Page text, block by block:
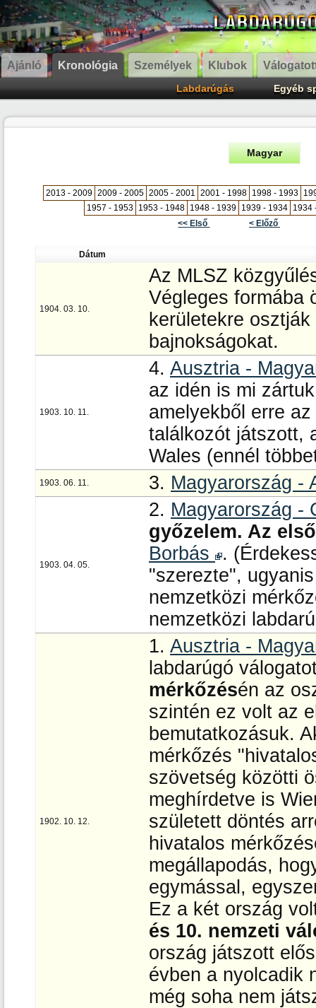
Ajánló Kronológia Személyek Klubok
Labdarúgás Egyéb
Magyar
2013 - 2009 2009 - 2005 2005 - 2001 2001 - 1998 1998 - 1993
1957 - 1953 1953 - 1948 1948 - 1939 1939 - 1934 1934
<< Első
< Előző
Dátum
1904. 03. 10.
Az MLSZ
Végleges formába
kerületekre
bajnokságokat.
1903. 10. 11.
4. Ausztria -
az idén is mi
amelyekből erre
találkozót játszott,
Wales (ennél
1903. 06. 11. 3. Magyarország -
1903. 04. 05.
2. Magyarország -
győzelem. Az
Borbás
.
"szerezte",
nemzetközi
nemzetközi
1902. 10. 12.
1. Ausztria -
labdarúgó
mérkőzésén az
szintén ez volt az
bemutatkozásuk.
mérkőzés
szövetség közötti
meghírdetve is
született döntés
hivatalos
megállapodás,
egymással,
Ez a két ország
és 10. nemzeti
ország játszott
évben a nyolcadik
még soha nem